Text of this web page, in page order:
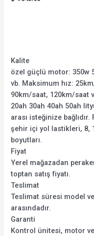
5.00
Kalite
özel güçlü motor: 350w
vb. Maksimum hız:
90km/saat, 120km/saat
20ah 30ah 40ah 50ah
arası isteğinize
şehir içi yol lastikleri, 8,
boyutları.
Fiyat
Yerel mağazadan
toptan satış fiyatı.
Teslimat
Teslimat süresi model
arasındadır.
Garanti
Kontrol ünitesi, motor ve